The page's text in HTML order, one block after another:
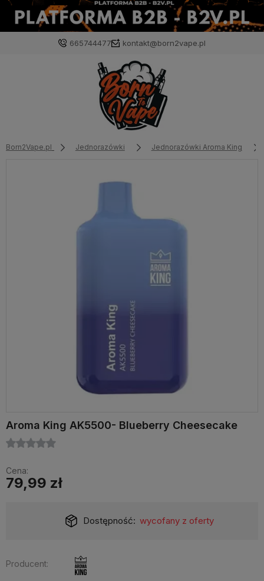
665744477 kontakt@born2vape.pl
Born2Vape.pl Jednorazówki Jednorazówki Aroma King
Aroma King AK5500- Blueberry Cheesecake
Cena:
79,99 zł
Dostępność: wycofany z oferty
Producent: